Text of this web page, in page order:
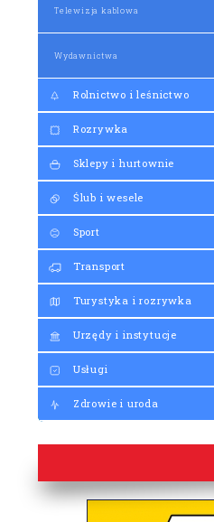
Telewizja kablowa
Wydawnictwa
Rolnictwo i leśnictwo
Rozrywka
Sklepy i hurtownie
Ślub i wesele
Sport
Transport
Turystyka i rozrywka
Urzędy i instytucje
Usługi
Zdrowie i uroda